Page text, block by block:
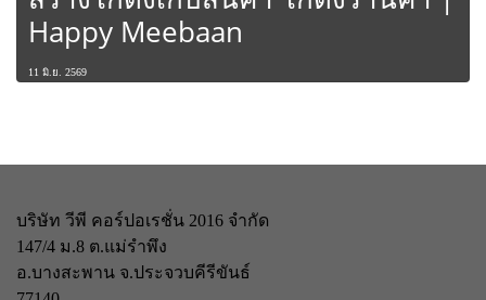
Happy Meebaan
11 มิ.ย. 2569
บริษัท วีพี คอร์ปอเรชั่น 2016 จำกัด
147/4 ม.8 ต.แม่รำพึง
อ.บางสะพาน จ.ประจวบคีรีขันธ์